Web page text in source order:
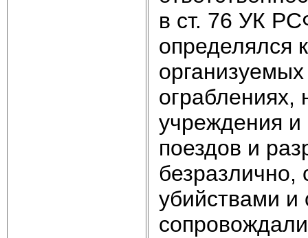
в ст. 76 УК
определялся
ограблениях,
учреждения и
поездов и
безразлично,
убийствами и